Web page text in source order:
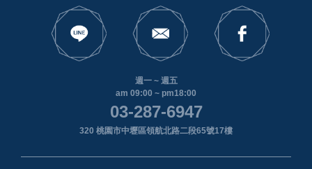
週一 ~ 週五
am 09:00 ~ pm18:00
03-287-6947
320 桃園市中壢區領航北路二段65號17樓